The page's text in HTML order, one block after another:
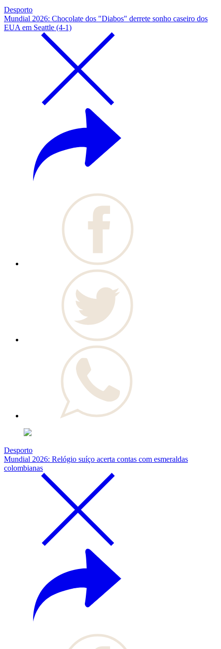
Desporto
Mundial 2026: Chocolate dos "Diabos" derrete sonho caseiro dos
EUA em Seattle (4-1)
Desporto
Mundial 2026: Relógio suíço acerta contas com esmeraldas
colombianas